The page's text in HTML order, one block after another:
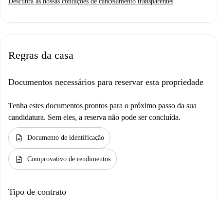
Regras da casa
Documentos necessários para reservar esta propriedade
Tenha estes documentos prontos para o próximo passo da sua
candidatura. Sem eles, a reserva não pode ser concluída.
description Documento de identificação
description Comprovativo de rendimentos
Tipo de contrato